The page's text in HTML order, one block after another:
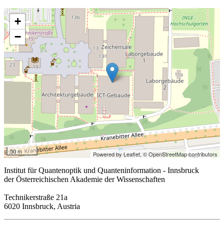
+
−
50 m Powered by Leaflet,© OpenStreetMap contributors
Institut für Quantenoptik und Quanteninformation - Innsbruck
der Österreichischen Akademie der Wissenschaften
Technikerstraße 21a
6020 Innsbruck, Austria